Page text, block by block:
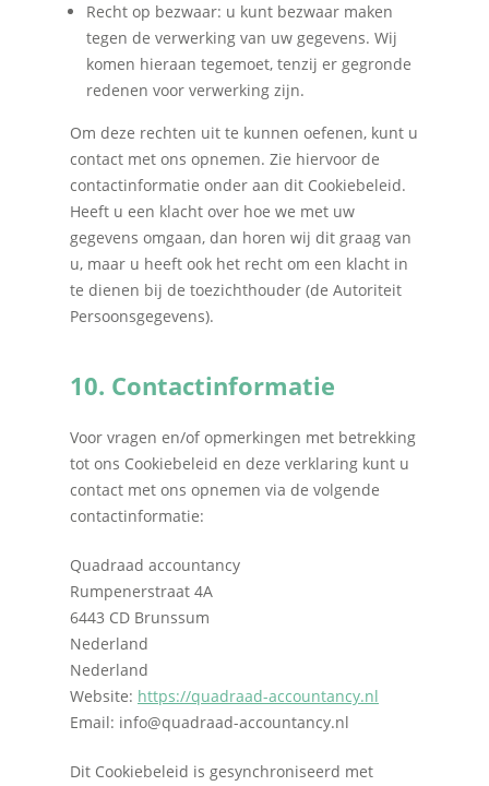
Recht op bezwaar: u kunt bezwaar maken
tegen de verwerking van uw gegevens. Wij
komen hieraan tegemoet, tenzij er gegronde
redenen voor verwerking zijn.
Om deze rechten uit te kunnen oefenen, kunt u
contact met ons opnemen. Zie hiervoor de
contactinformatie onder aan dit Cookiebeleid.
Heeft u een klacht over hoe we met uw
gegevens omgaan, dan horen wij dit graag van
u, maar u heeft ook het recht om een klacht in
te dienen bij de toezichthouder (de Autoriteit
Persoonsgegevens).
10. Contactinformatie
Voor vragen en/of opmerkingen met betrekking
tot ons Cookiebeleid en deze verklaring kunt u
contact met ons opnemen via de volgende
contactinformatie:
Quadraad accountancy
Rumpenerstraat 4A
6443 CD Brunssum
Nederland
Nederland
Website: https://quadraad-accountancy.nl
Email: info@quadraad-accountancy.nl
Dit Cookiebeleid is gesynchroniseerd met